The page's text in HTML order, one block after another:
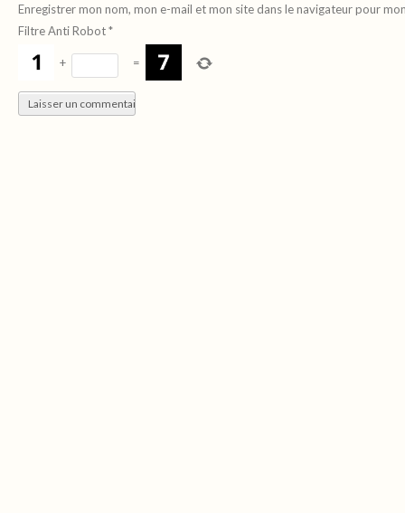
Enregistrer mon nom, mon e-mail et mon site dans le navigateur pour
Filtre Anti Robot*
+ =